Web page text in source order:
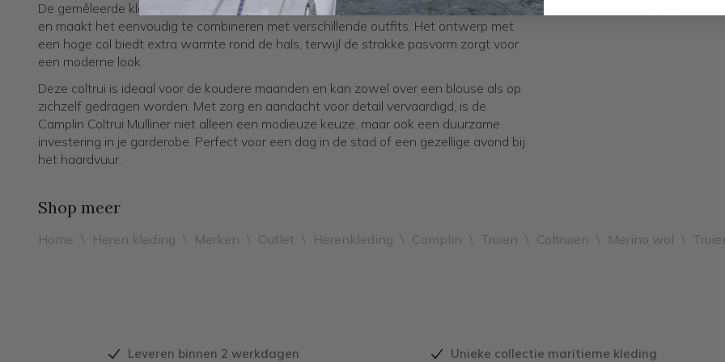
De gemêleerde kleurstelling in koningsblauw met grijs geeft de trui een luxe uitstraling
en maakt het eenvoudig te combineren met verschillende outfits. Het ontwerp met
een hoge col biedt extra warmte rond de hals, terwijl de strakke pasvorm zorgt voor
een moderne look.
Deze coltrui is ideaal voor de koudere maanden en kan zowel over een blouse als op
zichzelf gedragen worden. Met zorg en aandacht voor detail vervaardigd, is de
Camplin Coltrui Mulliner niet alleen een modieuze keuze, maar ook een duurzame
investering in je garderobe. Perfect voor een dag in de stad of een gezellige avond bij
het haardvuur.
Shop meer
Home \ Heren kleding \ Merken \ Outlet \ Herenkleding \ Camplin \ Truien \ Coltruien \ Merino wol \
Leveren binnen 2 werkdagen Unieke collectie maritieme kleding